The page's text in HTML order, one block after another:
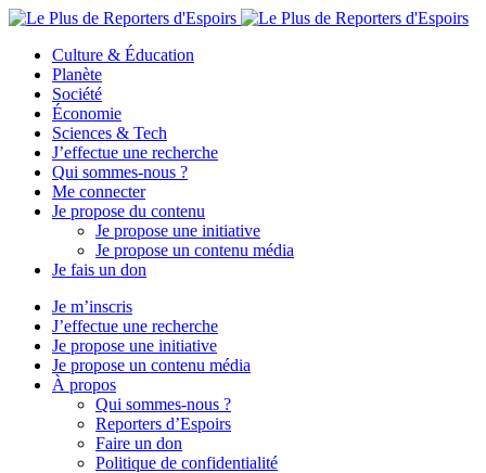
Culture & Éducation
Planète
Société
Économie
Sciences & Tech
J’effectue une recherche
Qui sommes-nous ?
Me connecter
Je propose du contenu
Je propose une initiative
Je propose un contenu média
Je fais un don
Je m’inscris
J’effectue une recherche
Je propose une initiative
Je propose un contenu média
À propos
Qui sommes-nous ?
Reporters d’Espoirs
Faire un don
Politique de confidentialité